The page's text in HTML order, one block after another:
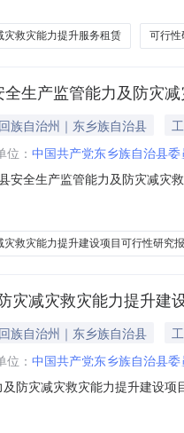
性质正常公告公告（报名）
救灾能力提升服务租赁 可行性
生产监管能力及防灾
族自治州｜东乡族自治县
位： 中国共产党东乡族自治县
安全生产监管能力及防灾减灾
公示截止时间2025-03-
救灾能力提升建设项目可行性研究
灾减灾救灾能力提升
族自治州｜东乡族自治县
位： 中国共产党东乡族自治县
防灾减灾救灾能力提升建设
类别合同估算价1东乡县安全